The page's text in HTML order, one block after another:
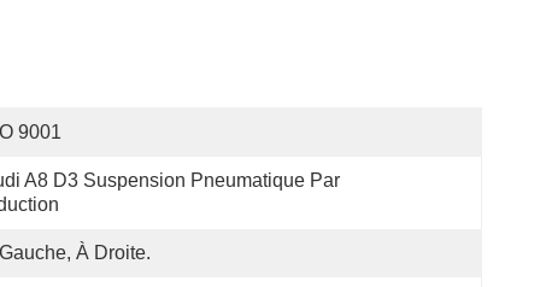
9001
A8 D3 Suspension Pneumatique Par
À Droite.